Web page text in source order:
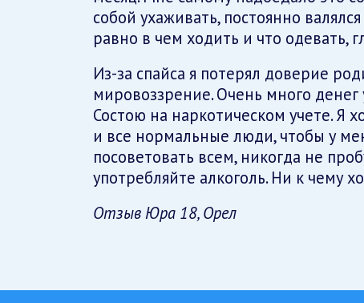
собой ухаживать, постоянно
равно в чем ходить и что одевать,
Из-за спайса я потерял доверие
мировоззрение. Очень много
Состою на наркотическом учете. Я
и все нормальные люди, чтобы у
посоветовать всем, никогда не
употребляйте алкоголь. Ни к чему
Отзыв Юра 18, Орел